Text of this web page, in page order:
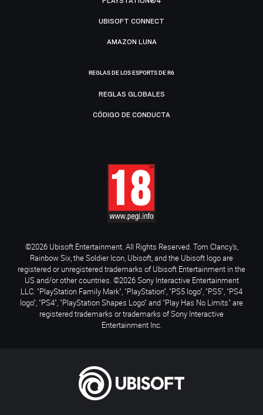
UBISOFT CONNECT
AMAZON LUNA
REGLAS DE LOS ESPORTS DE R6
REGLAS GLOBALES
CÓDIGO DE CONDUCTA
©2026 Ubisoft Entertainment. All Rights Reserved. Tom Clancy’s,
Rainbow Six, the Soldier Icon, Ubisoft, and the Ubisoft logo are
registered or unregistered trademarks of Ubisoft Entertainment in the
US and/or other countries. ©2026 Sony Interactive Entertainment
LLC. "PlayStation Family Mark", "PlayStation", "PS5 logo", "PS5", "PS4
logo", "PS4", "PlayStation Shapes Logo" and "Play Has No Limits" are
registered trademarks or trademarks of Sony Interactive
Entertainment Inc.